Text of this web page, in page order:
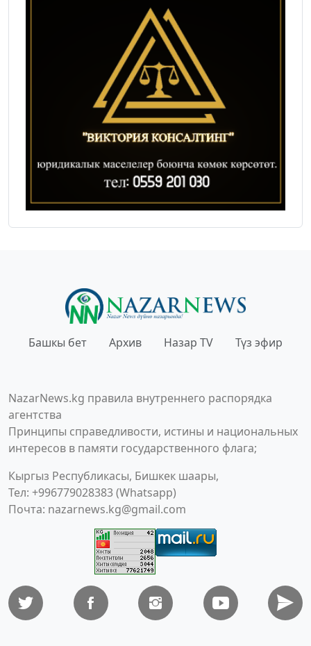
Башкы бет Архив Назар TV Түз эфир
NazarNews.kg правила внутреннего распорядка
агентства
Принципы справедливости, истины и национальных
интересов в памяти государственного флага;
Кыргыз Республикасы, Бишкек шаары,
Тел: +996779028383 (Whatsapp)
Почта: nazarnews.kg@gmail.com